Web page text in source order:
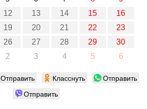
12 13 14 15
16
19 20 21 22
23
26 27 28 29
30
2 3 4 5 6
Отправить Класснуть
Отправить
Отправить